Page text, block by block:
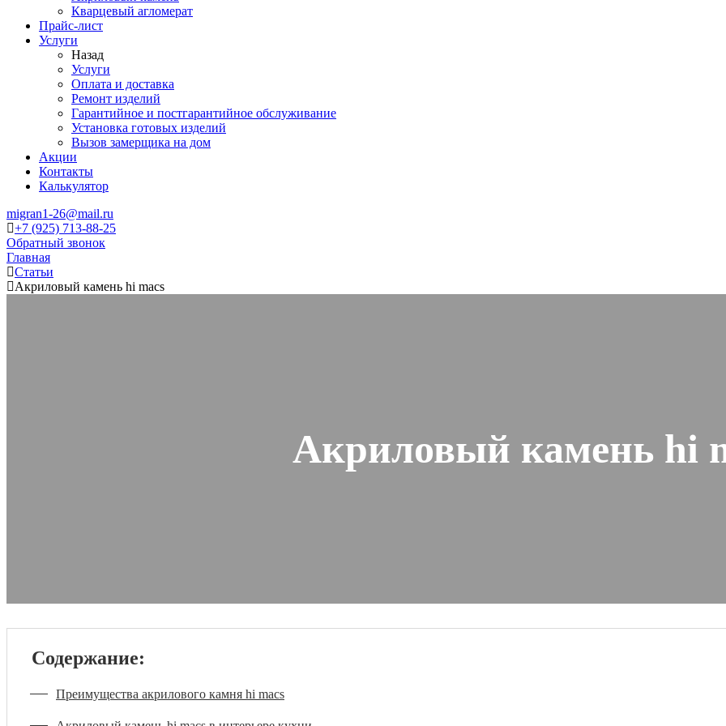
Кварцевый агломерат
Прайс-лист
Услуги
Назад
Услуги
Оплата и доставка
Ремонт изделий
Гарантийное и постгарантийное обслуживание
Установка готовых изделий
Вызов замерщика на дом
Акции
Контакты
Калькулятор
migran1-26@mail.ru
+7 (925) 713-88-25
Обратный звонок
Главная
Статьи
Акриловый камень hi macs
Акриловый камень hi
Содержание:
Преимущества акрилового камня hi macs